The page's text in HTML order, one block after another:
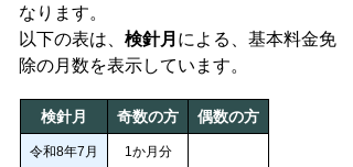
なります。
以下の表は、 検針月 による、基本料金免
除の月数を表示しています。
検針月 奇数の方 偶数の方
令和8年7月 1か月分